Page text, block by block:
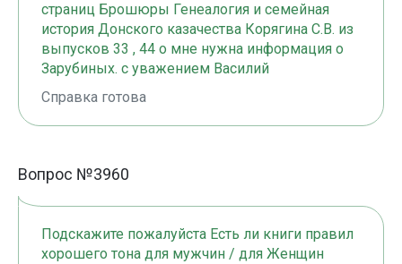
страниц Брошюры Генеалогия и семейная
история Донского казачества Корягина С.В. из
выпусков 33 , 44 o мне нужна информация о
Зарубиных. с уважением Василий
Справка готова
Вопрос №3960
Подскажите пожалуйста Есть ли книги правил
хорошего тона для мужчин / для Женщин